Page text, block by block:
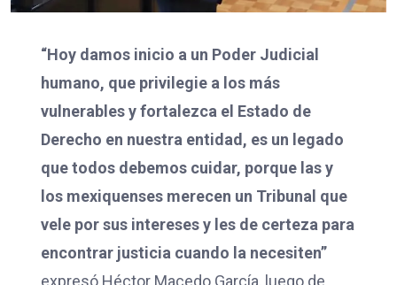
“Hoy damos inicio a un Poder Judicial
humano, que privilegie a los más
vulnerables y fortalezca el Estado de
Derecho en nuestra entidad, es un legado
que todos debemos cuidar, porque las y
los mexiquenses merecen un Tribunal que
vele por sus intereses y les de certeza para
encontrar justicia cuando la necesiten”
expresó Héctor Macedo García, luego de